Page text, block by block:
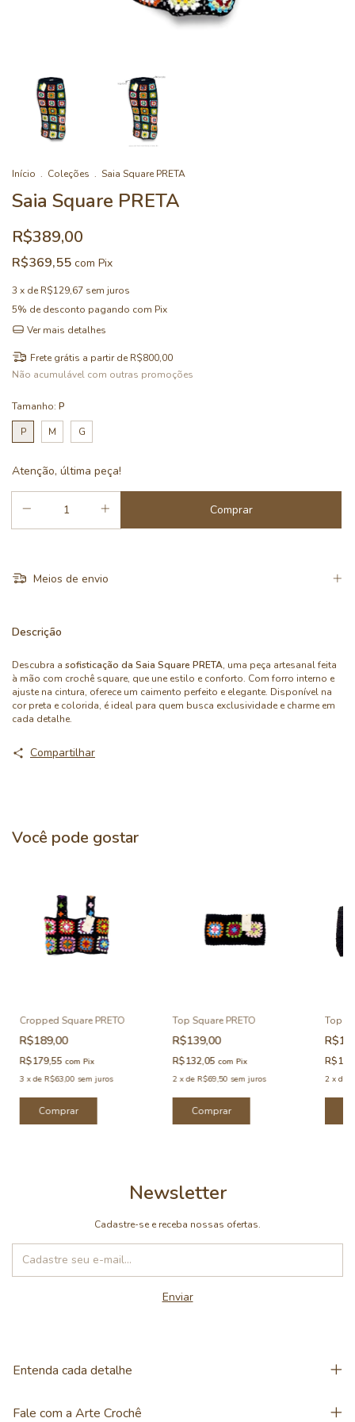
Início . Coleções . Saia Square PRETA
Saia Square PRETA
R$389,00
R$369,55 com Pix
3 x de R$129,67 sem juros
5% de desconto pagando com Pix
Ver mais detalhes
Frete grátis a partir de R$800,00
Não acumulável com outras promoções
Tamanho: P
P
M G
Atenção, última peça!
Meios de envio
Descrição
Descubra a sofisticação da Saia Square PRETA, uma peça artesanal feita
à mão com crochê square, que une estilo e conforto. Com forro interno e
ajuste na cintura, oferece um caimento perfeito e elegante. Disponível na
cor preta e colorida, é ideal para quem busca exclusividade e charme em
cada detalhe.
Compartilhar
Você pode gostar
Cropped Square PRETO
R$189,00
R$179,55 com Pix
3 xde R$63,00 sem juros
Comprar
Top Square PRETO
R$139,00
R$132,05 com Pix
2 xde R$69,50 sem juros
Comprar
Top
2 x de
Newsletter
Cadastre-se e receba nossas ofertas.
Entenda cada detalhe
Fale com a Arte Crochê